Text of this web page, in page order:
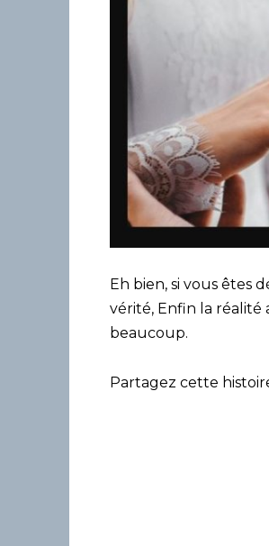
Eh bien, si vous êtes
vérité, Enfin la réalité
beaucoup.
Partagez cette